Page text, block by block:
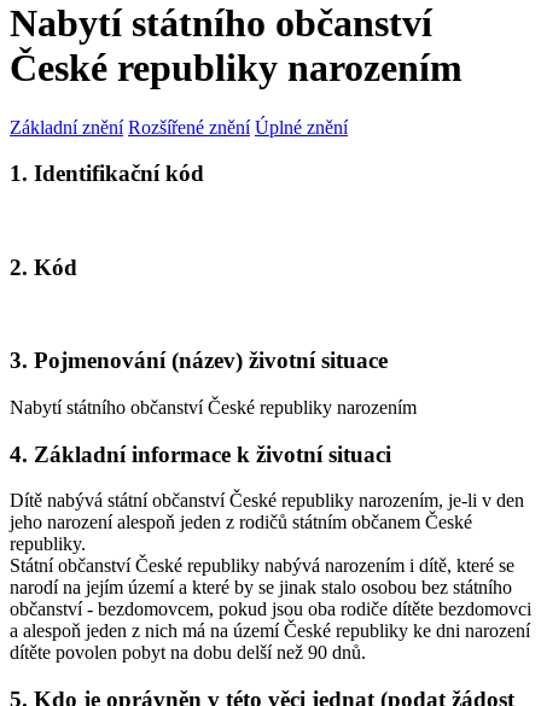
Nabytí státního občanství
České republiky narozením
Základní znění Rozšířené znění Úplné znění
1. Identifikační kód
2. Kód
3. Pojmenování (název) životní situace
Nabytí státního občanství České republiky narozením
4. Základní informace k životní situaci
Dítě nabývá státní občanství České republiky narozením, je-li v den
jeho narození alespoň jeden z rodičů státním občanem České
republiky.
Státní občanství České republiky nabývá narozením i dítě, které se
narodí na jejím území a které by se jinak stalo osobou bez státního
občanství - bezdomovcem, pokud jsou oba rodiče dítěte bezdomovci
a alespoň jeden z nich má na území České republiky ke dni narození
dítěte povolen pobyt na dobu delší než 90 dnů.
5. Kdo je oprávněn v této věci jednat (podat žádost